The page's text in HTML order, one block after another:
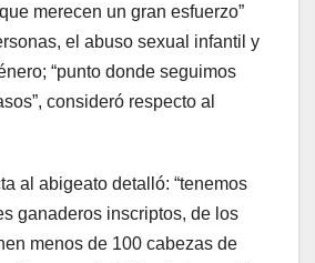
merecen un gran esfuerzo”
el abuso sexual infantil y
“punto donde seguimos
consideró respecto al
al abigeato detalló: “tenemos
ganaderos inscriptos, de los
menos de 100 cabezas de